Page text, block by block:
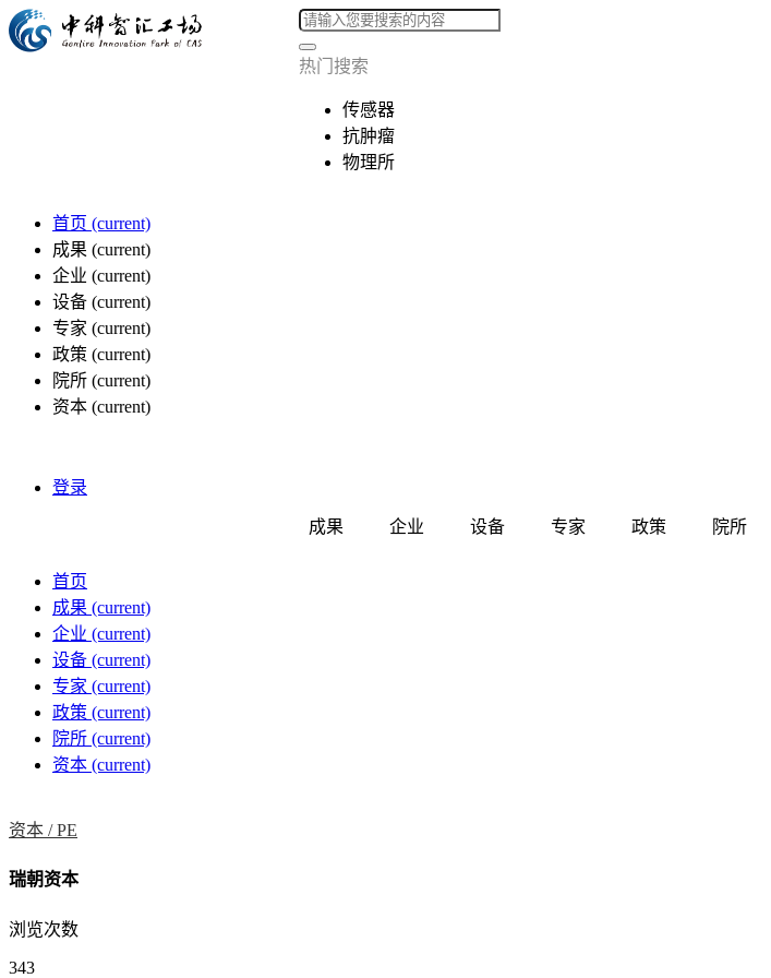
热门搜索
传感器
抗肿瘤
物理所
首页 (current)
成果 (current)
企业 (current)
设备 (current)
专家 (current)
政策 (current)
院所 (current)
资本 (current)
登录
成果 企业 设备 专家 政策 院所
首页
成果 (current)
企业 (current)
设备 (current)
专家 (current)
政策 (current)
院所 (current)
资本 (current)
资本 /PE
瑞朝资本
浏览次数
343